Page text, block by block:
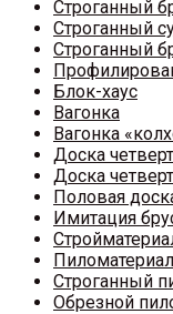
Строганный
Строганный
Строганный
Блок-хаус
Вагонка
Вагонка
Доска
Доска
Половая
Имитация
Строганный
Обрезной